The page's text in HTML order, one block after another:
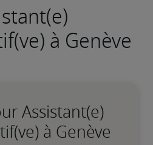
à Genève
Assistant(e)
à Genève